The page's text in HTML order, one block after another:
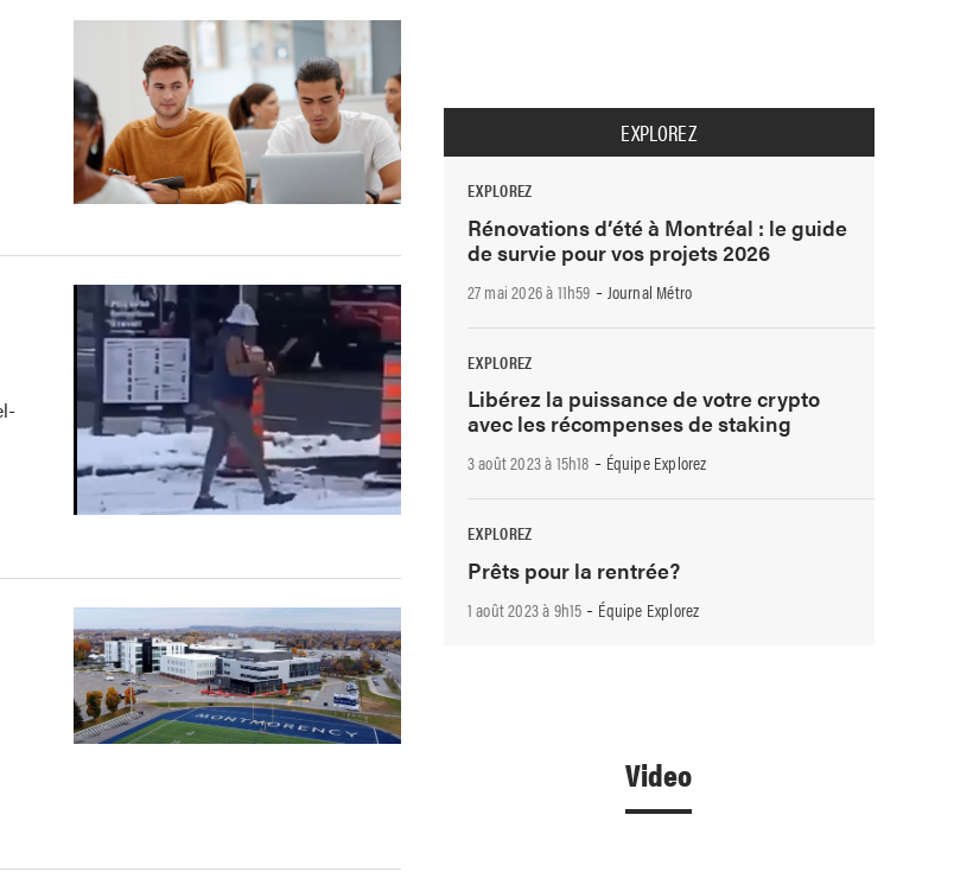
EXPLOREZ
EXPLOREZ
Rénovations d’été à Montréal : le guide
de survie pour vos projets 2026
27 mai 2026 à 11h59 - Journal Métro
EXPLOREZ
Libérez la puissance de votre crypto
avec les récompenses de staking
3 août 2023 à 15h18 - Équipe Explorez
EXPLOREZ
Prêts pour la rentrée?
1 août 2023 à 9h15 - Équipe Explorez
Video